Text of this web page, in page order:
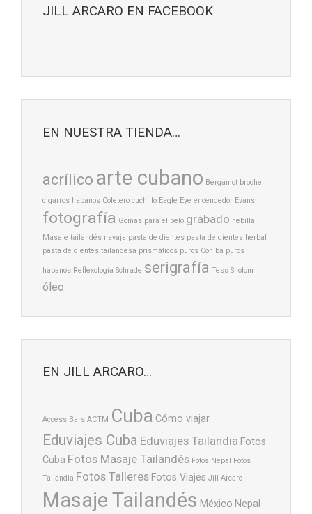
JILL ARCARO EN FACEBOOK
EN NUESTRA TIENDA…
acrílico arte cubano Bergamot broche
cigarros habanos Coletero cuchillo Eagle Eye encendedor Evans
fotografía Gomas para el pelo grabado hebilla
Masaje tailandés navaja pasta de dientes pasta de dientes herbal
pasta de dientes tailandesa prismáticos puros Cohíba puros
habanos Reflexología Schrade serigrafía Tess Sholom
óleo
EN JILL ARCARO…
Access Bars ACTM Cuba Cómo viajar
Eduviajes Cuba Eduviajes Tailandia Fotos
Cuba Fotos Masaje Tailandés Fotos Nepal Fotos
Tailandia Fotos Talleres Fotos Viajes Jill Arcaro
Masaje Tailandés México Nepal